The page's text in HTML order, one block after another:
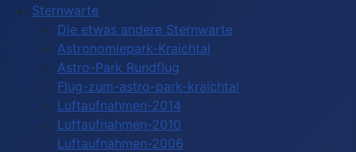
Sternwarte
Die etwas andere Sternwarte
Astronomiepark-Kraichtal
Astro-Park Rundflug
Flug-zum-astro-park-kraichtal
Luftaufnahmen-2014
Luftaufnahmen-2010
Luftaufnahmen-2006